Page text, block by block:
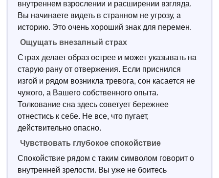
внутреннем взрослении и расширении взгляда.
Вы начинаете видеть в странном не угрозу, а
историю. Это очень хороший знак для перемен.
Ощущать внезапный страх
Страх делает образ острее и может указывать на
старую рану от отвержения. Если приснился
изгой и рядом возникла тревога, сон касается не
чужого, а Вашего собственного опыта.
Толкование сна здесь советует бережнее
отнестись к себе. Не все, что пугает,
действительно опасно.
Чувствовать глубокое спокойствие
Спокойствие рядом с таким символом говорит о
внутренней зрелости. Вы уже не боитесь